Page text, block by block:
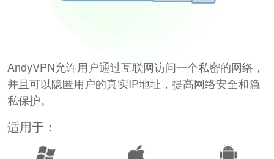
AndyVPN允许用户通过互联网访问一个私密的网络，
并且可以隐匿用户的真实IP地址，提高网络安全和隐
私保护。
适用于：